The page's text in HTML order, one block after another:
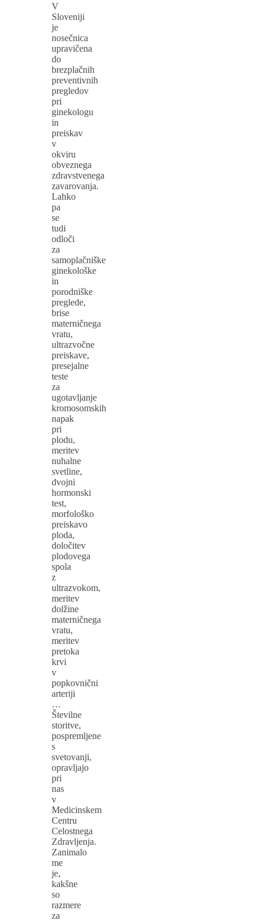
V
Sloveniji
je
nosečnica
upravičena
do
brezplačnih
preventivnih
pregledov
pri
ginekologu
in
preiskav
v
okviru
obveznega
zdravstvenega
zavarovanja.
Lahko
pa
se
tudi
odloči
za
samoplačniške
ginekološke
in
porodniške
preglede,
brise
materničnega
vratu,
ultrazvočne
preiskave,
presejalne
teste
za
ugotavljanje
kromosomskih
napak
pri
plodu,
meritev
nuhalne
svetline,
dvojni
hormonski
test,
morfološko
preiskavo
ploda,
določitev
plodovega
spola
z
ultrazvokom,
meritev
dolžine
materničnega
vratu,
meritev
pretoka
krvi
v
popkovnični
arteriji
…
Številne
storitve,
pospremljene
s
svetovanji,
opravljajo
pri
nas
v
Medicinskem
Centru
Celostnega
Zdravljenja.
Zanimalo
me
je,
kakšne
so
razmere
za